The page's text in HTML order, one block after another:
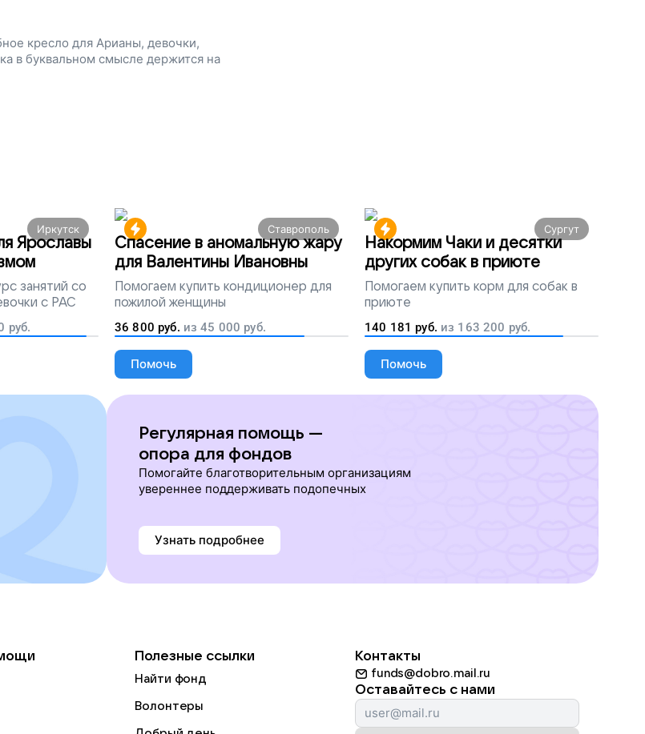
кресло для Арианы, девочки,
в буквальном смысле держится на
Иркутск
Ярославы
занятий со
с РАС
руб.
Ставрополь
Спасение в аномальную жару
для Валентины Ивановны
Помогаем купить кондиционер для
пожилой женщины
36 800 руб. из45 000 руб.
Помочь
Сургут
Накормим Чаки и десятки
других собак в приюте
Помогаем купить корм для собак в
приюте
140 181 руб. из 163 200 руб.
Помочь
Регулярная помощь —
опора для фондов
Помогайте благотворительным организациям
увереннее поддерживать подопечных
Узнать подробнее
Полезные ссылки
Найти фонд
Волонтеры
Контакты
funds@dobro.mail.ru
Оставайтесь с нами